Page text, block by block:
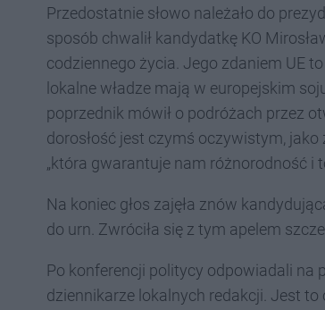
Przedostatnie słowo należało do
sposób chwalił kandydatkę KO
codziennego życia. Jego zdaniem UE
lokalne władze mają w europejskim
poprzednik mówił o podróżach przez
dorosłość jest czymś oczywistym,
„która gwarantuje nam różnorodność i
Na koniec głos zajęła znów
do urn. Zwróciła się z tym apelem
Po konferencji politycy odpowiadali na
dziennikarze lokalnych redakcji. Jest